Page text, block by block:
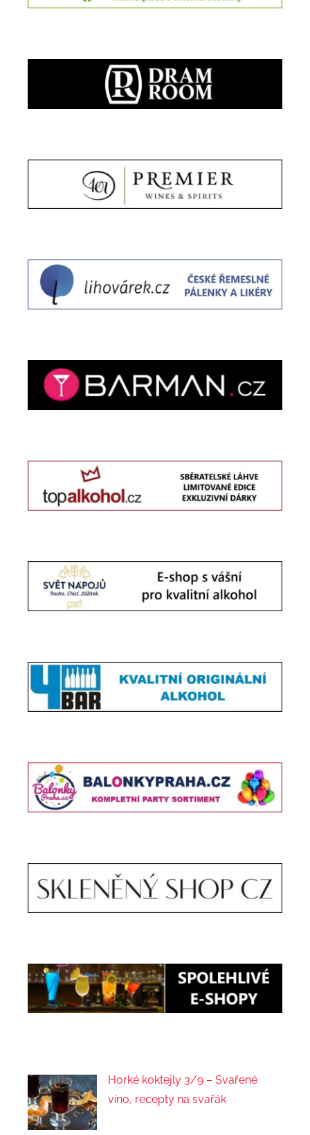
Horké koktejly 3/9 – Svařené
víno, recepty na svařák